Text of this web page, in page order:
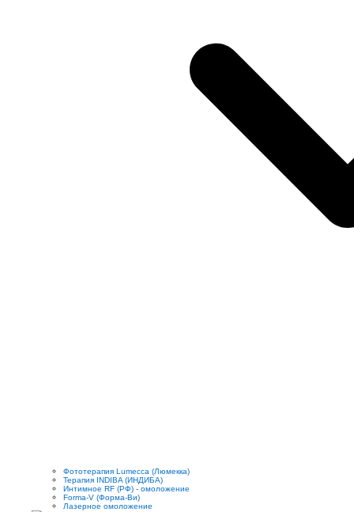
Фототерапия Lumecca (Люмекка)
Терапия INDIBA (ИНДИБА)
Интимное RF (РФ) - омоложение
Forma-V (Форма-Ви)
Лазерное омоложение